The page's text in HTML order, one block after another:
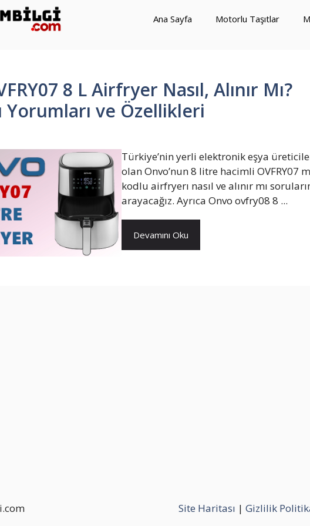
Ana Sayfa Motorlu Taşıtlar
8 L Airfryer Nasıl, Alınır Mı?
Yorumları ve Özellikleri
Türkiye’nin yerli elektronik eşya
olan Onvo’nun 8 litre hacimli OVFRY07
kodlu airfryerı nasıl ve alınır mı
arayacağız. Ayrıca Onvo ovfry08 8 ...
Devamını Oku
Site Haritası | Gizlilik